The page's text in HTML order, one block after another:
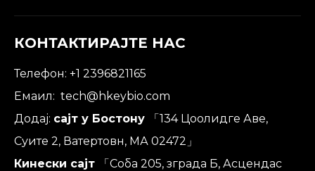
КОНТАКТИРАЈТЕ НАС
Телефон: +1 2396821165
Емаил: tech@hkeybio.com
Додај: сајт у Бостону
「134 Цоолидге Аве,
Суите 2, Ватертовн, МА 02472」
Кинески сајт
「Соба 205, зграда Б, Асцендас